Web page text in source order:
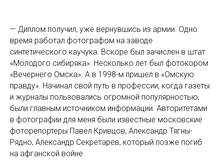
— Диплом получил, уже вернувшись из армии. Одно
время работал фотографом на заводе
синтетического каучука. Вскоре был зачислен в штат
«Молодого сибиряка». Несколько лет был фотокором
«Вечернего Омска». А в 1998-м пришел в «Омскую
правду». Начинал свой путь в профессии, когда газеты
и журналы пользовались огромной популярностью,
были главным источником информации. Авторитетами
в фотографии для меня были известные московские
фоторепортеры Павел Кривцов, Александр Тягны-
Рядно, Александр Секретарев, который позже погиб
на афганской войне.